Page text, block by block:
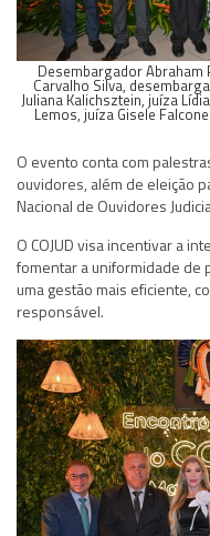
Desembargador
Carvalho Silva,
Juliana Kalichsztein, juíza
Lemos, juíza Gisele
O evento conta com
ouvidores, além de eleição
Nacional de Ouvidores
O COJUD visa incentivar a
fomentar a uniformidade
uma gestão mais eficiente,
responsável.